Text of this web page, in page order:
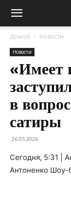
Домой Новости
Новости
«Имеет
в
сатиры
26.05.2026
Сегодня, 5:31 |
Антоненко Шоу-